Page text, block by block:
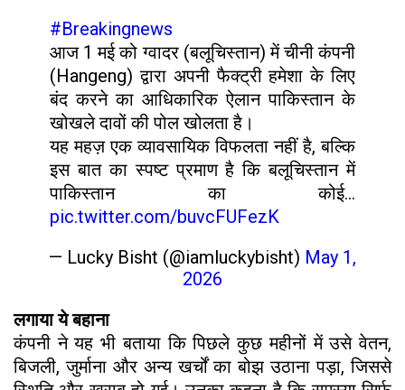
#Breakingnews
आज 1 मई को ग्वादर (बलूचिस्तान) में चीनी कंपनी
(Hangeng) द्वारा अपनी फैक्ट्री हमेशा के लिए
बंद करने का आधिकारिक ऐलान पाकिस्तान के
खोखले दावों की पोल खोलता है।
यह महज़ एक व्यावसायिक विफलता नहीं है, बल्कि
इस बात का स्पष्ट प्रमाण है कि बलूचिस्तान में
पाकिस्तान का कोई…
pic.twitter.com/buvcFUFezK
— Lucky Bisht (@iamluckybisht) May 1,
2026
लगाया ये बहाना
कंपनी ने यह भी बताया कि पिछले कुछ महीनों में उसे वेतन,
बिजली, जुर्माना और अन्य खर्चों का बोझ उठाना पड़ा, जिससे